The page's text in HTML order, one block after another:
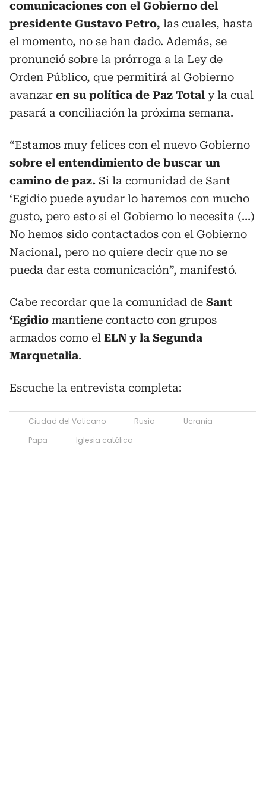
comunicaciones con el Gobierno del
presidente Gustavo Petro, las cuales, hasta
el momento, no se han dado. Además, se
pronunció sobre la prórroga a la Ley de
Orden Público, que permitirá al Gobierno
avanzar en su política de Paz Total y la cual
pasará a conciliación la próxima semana.
“Estamos muy felices con el nuevo Gobierno
sobre el entendimiento de buscar un
camino de paz. Si la comunidad de Sant
‘Egidio puede ayudar lo haremos con mucho
gusto, pero esto si el Gobierno lo necesita (…)
No hemos sido contactados con el Gobierno
Nacional, pero no quiere decir que no se
pueda dar esta comunicación”, manifestó.
Cabe recordar que la comunidad de Sant
‘Egidio mantiene contacto con grupos
armados como el ELN y la Segunda
Marquetalia.
Escuche la entrevista completa:
Ciudad del Vaticano Rusia
Ucrania
Papa
Iglesia católica